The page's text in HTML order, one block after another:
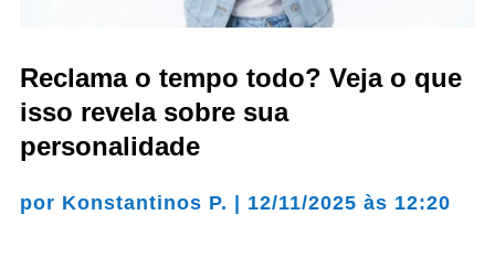
Reclama o tempo todo? Veja o que
isso revela sobre sua
personalidade
por Konstantinos P. | 12/11/2025 às 12:20